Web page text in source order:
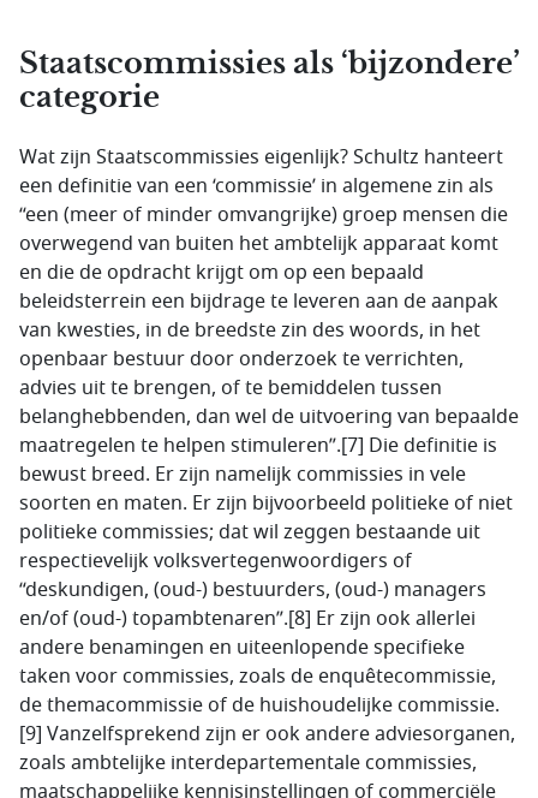
Staatscommissies als ‘bijzondere’
categorie
Wat zijn Staatscommissies eigenlijk? Schultz hanteert
een definitie van een ‘commissie’ in algemene zin als
“een (meer of minder omvangrijke) groep mensen die
overwegend van buiten het ambtelijk apparaat komt
en die de opdracht krijgt om op een bepaald
beleidsterrein een bijdrage te leveren aan de aanpak
van kwesties, in de breedste zin des woords, in het
openbaar bestuur door onderzoek te verrichten,
advies uit te brengen, of te bemiddelen tussen
belanghebbenden, dan wel de uitvoering van bepaalde
maatregelen te helpen stimuleren”.[7] Die definitie is
bewust breed. Er zijn namelijk commissies in vele
soorten en maten. Er zijn bijvoorbeeld politieke of niet
politieke commissies; dat wil zeggen bestaande uit
respectievelijk volksvertegenwoordigers of
“deskundigen, (oud-) bestuurders, (oud-) managers
en/of (oud-) topambtenaren”.[8] Er zijn ook allerlei
andere benamingen en uiteenlopende specifieke
taken voor commissies, zoals de enquêtecommissie,
de themacommissie of de huishoudelijke commissie.
[9] Vanzelfsprekend zijn er ook andere adviesorganen,
zoals ambtelijke interdepartementale commissies,
maatschappelijke kennisinstellingen of commerciële